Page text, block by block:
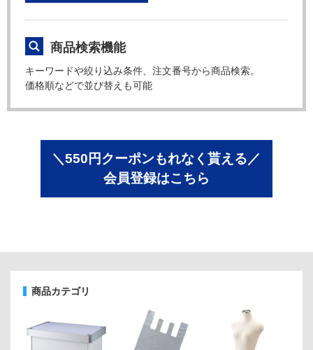
商品検索機能
キーワードや絞り込み条件、注文番号から商品検索。
価格順などで並び替えも可能
＼550円クーポンもれなく貰える／
会員登録はこちら
商品カテゴリ